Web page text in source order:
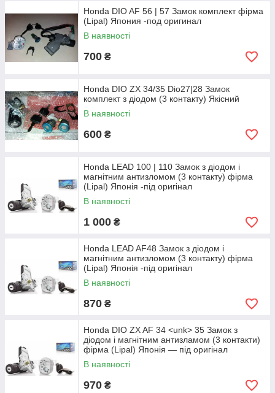
Honda DIO AF 56 | 57 Замок комплект фірма
(Lipal) Япония -под оригинал
В наявності
700 ₴
Honda DIO ZX 34/35 Dio27|28 Замок
комплект з діодом (3 контакту) Якісний
В наявності
600 ₴
Honda LEAD 100 | 110 Замок з діодом і
магнітним антизломом (3 контакту) фірма
(Lipal) Японія -під оригінал
В наявності
1 000 ₴
Honda LEAD AF48 Замок з діодом і
магнітним антизломом (3 контакту) фірма
(Lipal) Японія -під оригінал
В наявності
870 ₴
Honda DIO ZX AF 34 <unk> 35 Замок з
діодом і магнітним антизламом (3 контакти)
фірма (Lipal) Японія — під оригінал
В наявності
970 ₴